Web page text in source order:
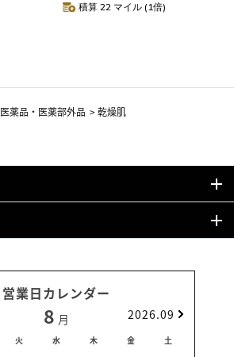
積算 22 マイル (1倍)
医薬品・医薬部外品 >乾燥肌
営業日カレンダー
8 月 2026.09
火 水 木 金 土